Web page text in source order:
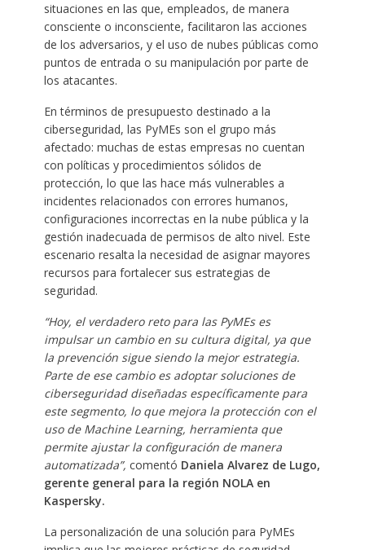
situaciones en las que, empleados, de manera
consciente o inconsciente, facilitaron las acciones
de los adversarios, y el uso de nubes públicas como
puntos de entrada o su manipulación por parte de
los atacantes.
En términos de presupuesto destinado a la
ciberseguridad, las PyMEs son el grupo más
afectado: muchas de estas empresas no cuentan
con políticas y procedimientos sólidos de
protección, lo que las hace más vulnerables a
incidentes relacionados con errores humanos,
configuraciones incorrectas en la nube pública y la
gestión inadecuada de permisos de alto nivel. Este
escenario resalta la necesidad de asignar mayores
recursos para fortalecer sus estrategias de
seguridad.
“Hoy, el verdadero reto para las PyMEs es
impulsar un cambio en su cultura digital, ya que
la prevención sigue siendo la mejor estrategia.
Parte de ese cambio es adoptar soluciones de
ciberseguridad diseñadas específicamente para
este segmento, lo que mejora la protección con el
uso de Machine Learning, herramienta que
permite ajustar la configuración de manera
automatizada”, comentó Daniela Alvarez de Lugo,
gerente general para la región NOLA en
Kaspersky.
La personalización de una solución para PyMEs